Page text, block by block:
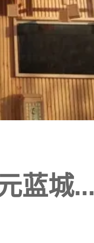
蓝城...